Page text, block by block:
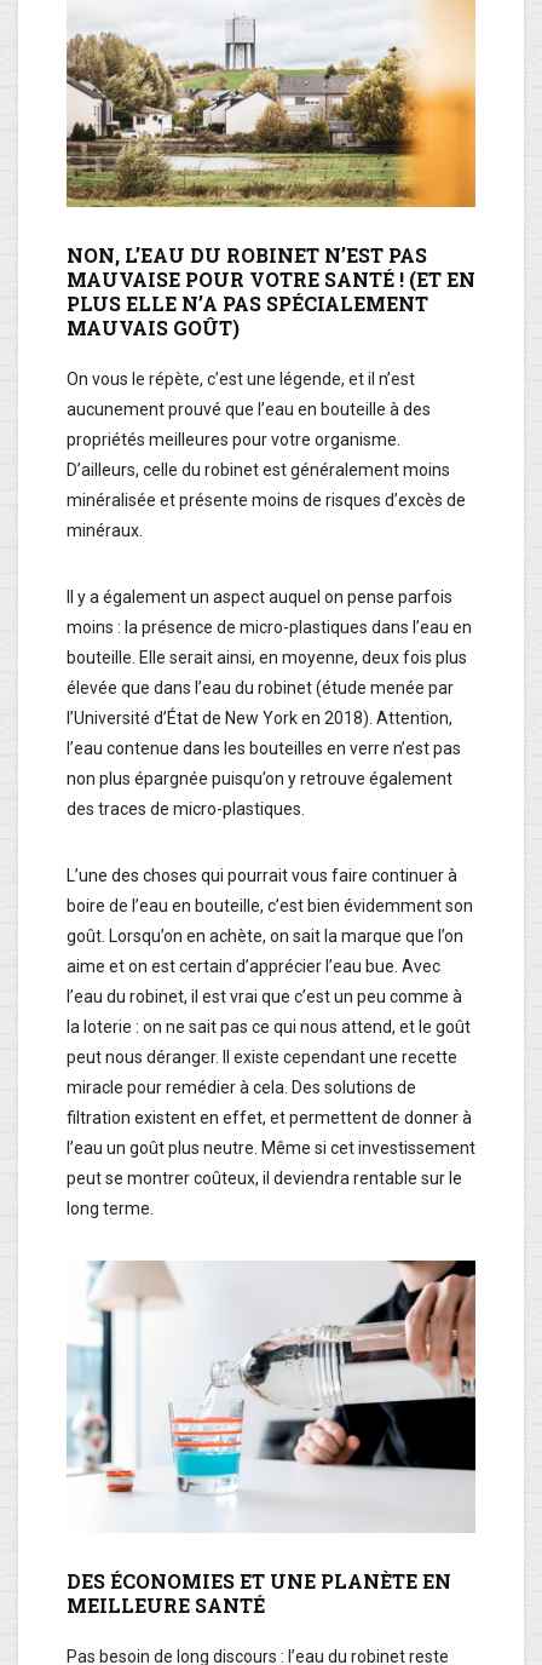
NON, L’EAU DU ROBINET N’EST PAS
MAUVAISE POUR VOTRE SANTÉ ! (ET EN
PLUS ELLE N’A PAS SPÉCIALEMENT
MAUVAIS GOÛT)
On vous le répète, c’est une légende, et il n’est
aucunement prouvé que l’eau en bouteille à des
propriétés meilleures pour votre organisme.
D’ailleurs, celle du robinet est généralement moins
minéralisée et présente moins de risques d’excès de
minéraux.
Il y a également un aspect auquel on pense parfois
moins : la présence de micro-plastiques dans l’eau en
bouteille. Elle serait ainsi, en moyenne, deux fois plus
élevée que dans l’eau du robinet (étude menée par
l’Université d’État de New York en 2018). Attention,
l’eau contenue dans les bouteilles en verre n’est pas
non plus épargnée puisqu’on y retrouve également
des traces de micro-plastiques.
L’une des choses qui pourrait vous faire continuer à
boire de l’eau en bouteille, c’est bien évidemment son
goût. Lorsqu’on en achète, on sait la marque que l’on
aime et on est certain d’apprécier l’eau bue. Avec
l’eau du robinet, il est vrai que c’est un peu comme à
la loterie : on ne sait pas ce qui nous attend, et le goût
peut nous déranger. Il existe cependant une recette
miracle pour remédier à cela. Des solutions de
filtration existent en effet, et permettent de donner à
l’eau un goût plus neutre. Même si cet investissement
peut se montrer coûteux, il deviendra rentable sur le
long terme.
DES ÉCONOMIES ET UNE PLANÈTE EN
MEILLEURE SANTÉ
Pas besoin de long discours : l’eau du robinet reste